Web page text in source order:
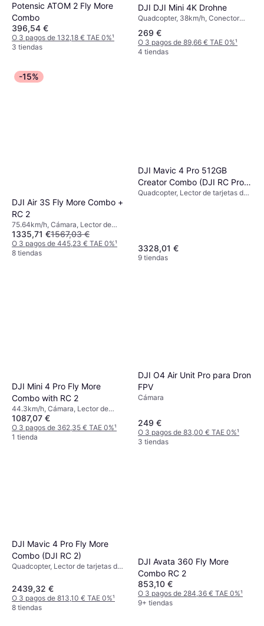
Potensic ATOM 2 Fly More
Combo
396,54 €
O 3 pagos de 132,18 € TAE 0%¹
3 tiendas
DJI DJI Mini 4K Drohne
Quadcopter, 38km/h, Conector
USB, Aplicación móvil, Cámara,
Lector de tarjetas de memoria,
Motor sin escobillas, GLONASS,
Wi-Fi, GPS
269 €
O 3 pagos de 89,66 € TAE 0%¹
4 tiendas
-15%
DJI Air 3S Fly More Combo +
RC 2
75.64km/h, Cámara, Lector de
tarjetas de memoria, Conector
USB, Transmisor de radio, Luces
LED, GPS, Bluetooth
1335,71 €1567,03 €
O 3 pagos de 445,23 € TAE 0%¹
8 tiendas
DJI Mavic 4 Pro 512GB
Creator Combo (DJI RC Pro
2)
Quadcopter, Lector de tarjetas de
3328,01 €
9 tiendas
DJI Mini 4 Pro Fly More
Combo with RC 2
44.3km/h, Cámara, Lector de
tarjetas de memoria, Protector de
hélice, Soporte de cardán, Luces
LED, Conector USB, Aplicación
1087,07 €
O 3 pagos de 362,35 € TAE 0%¹
1 tienda
DJI O4 Air Unit Pro para Dron
FPV
Cámara
249 €
O 3 pagos de 83,00 € TAE 0%¹
3 tiendas
DJI Mavic 4 Pro Fly More
Combo (DJI RC 2)
Quadcopter, Lector de tarjetas de
2439,32 €
O 3 pagos de 813,10 € TAE 0%¹
8 tiendas
DJI Avata 360 Fly More
Combo RC 2
853,10 €
O 3 pagos de 284,36 € TAE 0%¹
9+ tiendas